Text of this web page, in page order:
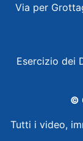
Via per
Esercizio dei
©
Tutti i video,